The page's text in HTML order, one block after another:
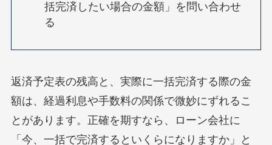
括完済したい場合の金額」を問い合わせ
る
返済予定表の残高と、実際に一括完済する際の金
額は、経過利息や手数料の関係で微妙にずれるこ
とがあります。正確を期すなら、ローン会社に
「今、一括で完済するといくらになりますか」と